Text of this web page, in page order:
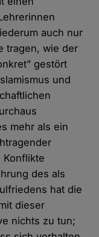
auch nur
tragen, wie der
gestört
und
mehr als ein
Konflikte
des als
hat die
dieser
nichts zu tun;